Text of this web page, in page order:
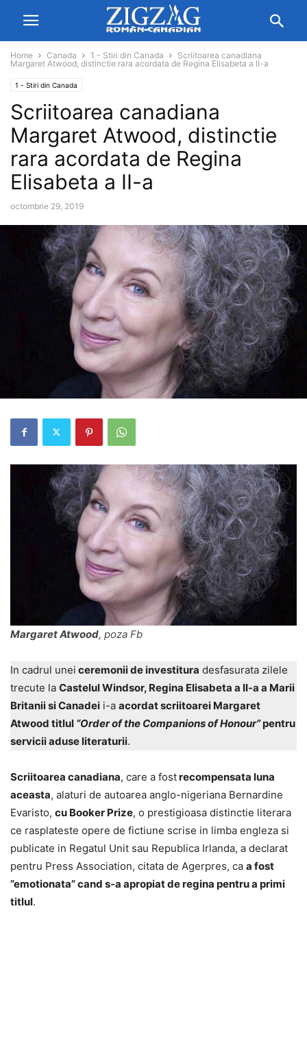
Home Canada 1 - Stiri din Canada
Scriitoarea canadiana
Margaret Atwood, distinctie rara acordata de Regina Elisabeta a II-a
1 - Stiri din Canada
Scriitoarea canadiana
Margaret Atwood, distinctie
rara acordata de Regina
Elisabeta a II-a
octombrie 29, 2019
Margaret Atwood, poza Fb
In cadrul unei ceremonii de investitura desfasurata zilele
trecute la Castelul Windsor, Regina Elisabeta a II-a a Marii
Britanii si Canadei i-a acordat scriitoarei Margaret
Atwood titlul “Order of the Companions of Honour”pentru
servicii aduse literaturii.
Scriitoarea canadiana, care a fostrecompensata luna
aceasta, alaturi de autoarea anglo-nigeriana Bernardine
Evaristo, cu Booker Prize, o prestigioasa distinctie literara
ce rasplateste opere de fictiune scrise in limba engleza si
publicate in Regatul Unit sau Republica Irlanda, a declarat
pentru Press Association, citata de Agerpres, ca a fost
”emotionata” cand s-a apropiat de regina pentru a primi
titlul.